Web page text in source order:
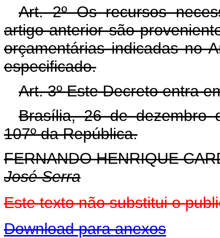
Art. 2º Os recursos
artigo anterior são
orçamentárias indicadas no
especificado.
Art. 3º Este Decreto entra
Brasília, 26 de dezembro
107º da República.
FERNANDO HENRIQUE
José Serra
Este texto não substitui o
Download para anexos